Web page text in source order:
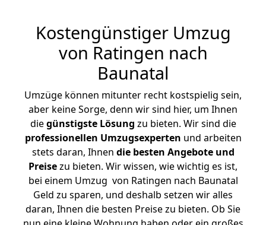
Kostengünstiger Umzug
von Ratingen nach
Baunatal
Umzüge können mitunter recht kostspielig sein,
aber keine Sorge, denn wir sind hier, um Ihnen
diegünstigste Lösung zu bieten. Wir sind die
professionellen Umzugsexperten und arbeiten
stets daran, Ihnen die besten Angebote und
Preisezu bieten. Wir wissen, wie wichtig es ist,
bei einem Umzug von Ratingen nach Baunatal
Geld zu sparen, und deshalb setzen wir alles
daran, Ihnen die besten Preise zu bieten. Ob Sie